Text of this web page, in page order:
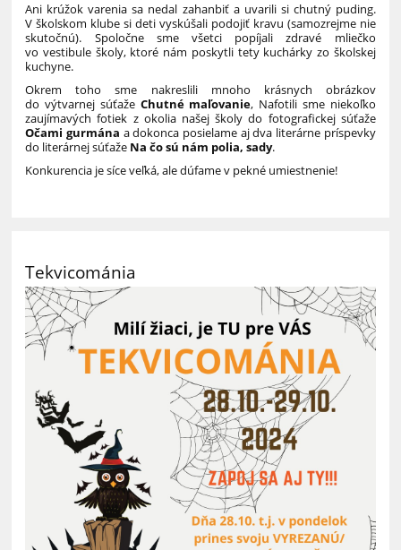
Ani krúžok varenia sa nedal zahanbiť a uvarili si chutný puding.
V školskom klube si deti vyskúšali podojiť kravu (samozrejme nie
skutočnú). Spoločne sme všetci popíjali zdravé mliečko
vo vestibule školy, ktoré nám poskytli tety kuchárky zo školskej
kuchyne.
Okrem toho sme nakreslili mnoho krásnych obrázkov
do výtvarnej súťaže Chutné maľovanie, Nafotili sme niekoľko
zaujímavých fotiek z okolia našej školy do fotografickej súťaže
Očami gurmána a dokonca posielame aj dva literárne príspevky
do literárnej súťaže Na čo sú nám polia, sady.
Konkurencia je síce veľká, ale dúfame v pekné umiestnenie!
Tekvicománia